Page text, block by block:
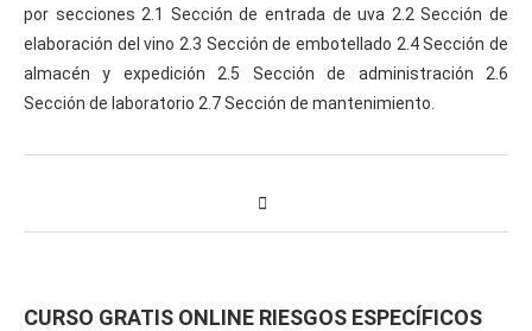
por secciones 2.1 Sección de entrada de uva 2.2 Sección de
elaboración del vino 2.3 Sección de embotellado 2.4 Sección de
almacén y expedición 2.5 Sección de administración 2.6
Sección de laboratorio 2.7 Sección de mantenimiento.
CURSO GRATIS ONLINE RIESGOS ESPECÍFICOS